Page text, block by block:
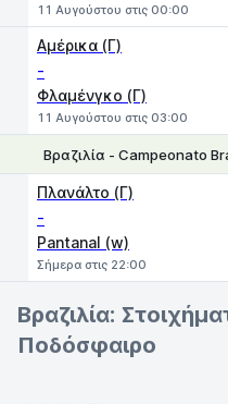
11 Αυγούστου στις 00:00
Αμέρικα (Γ)
-
Φλαμένγκο (Γ)
11 Αυγούστου στις 03:00
Βραζιλία - Campeonato
Πλανάλτο (Γ)
-
Pantanal (w)
Σήμερα στις 22:00
Βραζιλία:
Ποδόσφαιρο